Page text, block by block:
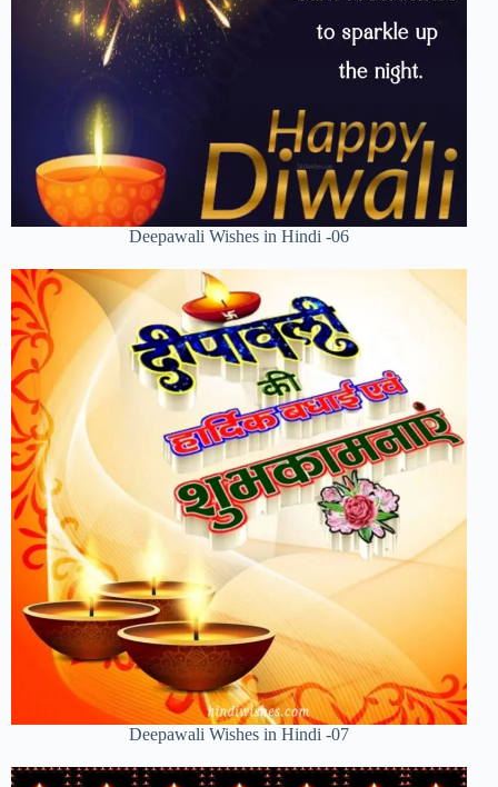
Deepawali Wishes in Hindi -06
Deepawali Wishes in Hindi -07